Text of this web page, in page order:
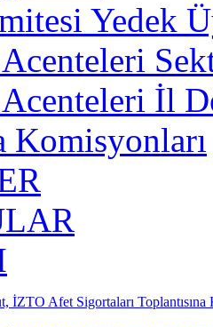
Yedek
İl
Komisyonları